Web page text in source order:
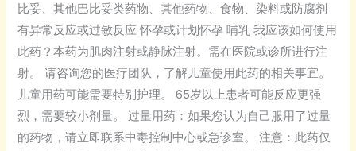
比妥、其他巴比妥类药物、其他药物、食物、染料或防腐剂
有异常反应或过敏反应 怀孕或计划怀孕 哺乳 我应该如何使用
此药？本药为肌肉注射或静脉注射。需在医院或诊所进行注
射。 请咨询您的医疗团队，了解儿童使用此药的相关事宜。
儿童用药可能需要特别护理。 65岁以上患者可能反应更强
烈，需要较小剂量。 过量用药：如果您认为自己服用了过量
的药物，请立即联系中毒控制中心或急诊室。 注意：此药仅